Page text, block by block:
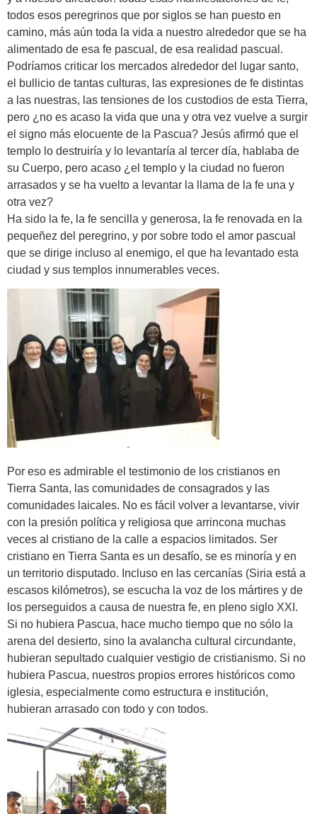
todos esos peregrinos que por siglos se han puesto en
camino, más aún toda la vida a nuestro alrededor que se ha
alimentado de esa fe pascual, de esa realidad pascual.
Podríamos criticar los mercados alrededor del lugar santo,
el bullicio de tantas culturas, las expresiones de fe distintas
a las nuestras, las tensiones de los custodios de esta Tierra,
pero ¿no es acaso la vida que una y otra vez vuelve a surgir
el signo más elocuente de la Pascua? Jesús afirmó que el
templo lo destruiría y lo levantaría al tercer día, hablaba de
su Cuerpo, pero acaso ¿el templo y la ciudad no fueron
arrasados y se ha vuelto a levantar la llama de la fe una y
otra vez?
Ha sido la fe, la fe sencilla y generosa, la fe renovada en la
pequeñez del peregrino, y por sobre todo el amor pascual
que se dirige incluso al enemigo, el que ha levantado esta
ciudad y sus templos innumerables veces.
Por eso es admirable el testimonio de los cristianos en
Tierra Santa, las comunidades de consagrados y las
comunidades laicales. No es fácil volver a levantarse, vivir
con la presión política y religiosa que arrincona muchas
veces al cristiano de la calle a espacios limitados. Ser
cristiano en Tierra Santa es un desafío, se es minoría y en
un territorio disputado. Incluso en las cercanías (Siria está a
escasos kilómetros), se escucha la voz de los mártires y de
los perseguidos a causa de nuestra fe, en pleno siglo XXI.
Si no hubiera Pascua, hace mucho tiempo que no sólo la
arena del desierto, sino la avalancha cultural circundante,
hubieran sepultado cualquier vestigio de cristianismo. Si no
hubiera Pascua, nuestros propios errores históricos como
iglesia, especialmente como estructura e institución,
hubieran arrasado con todo y con todos.